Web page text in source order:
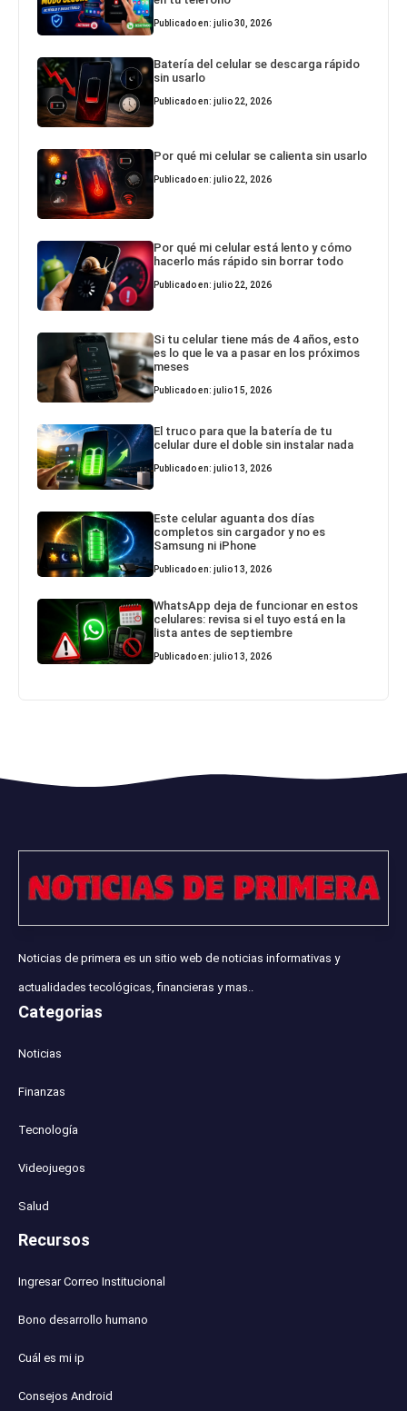
Publicado en: julio 30, 2026
Batería del celular se descarga rápido
sin usarlo
Publicado en: julio 22, 2026
Por qué mi celular se calienta sin usarlo
Publicado en: julio 22, 2026
Por qué mi celular está lento y cómo
hacerlo más rápido sin borrar todo
Publicado en: julio 22, 2026
Si tu celular tiene más de 4 años, esto
es lo que le va a pasar en los próximos
meses
Publicado en: julio 15, 2026
El truco para que la batería de tu
celular dure el doble sin instalar nada
Publicado en: julio 13, 2026
Este celular aguanta dos días
completos sin cargador y no es
Samsung ni iPhone
Publicado en: julio 13, 2026
WhatsApp deja de funcionar en estos
celulares: revisa si el tuyo está en la
lista antes de septiembre
Publicado en: julio 13, 2026
Noticias de primera es un sitio web de noticias informativas y
actualidades tecológicas, financieras y mas..
Categorias
Noticias
Finanzas
Tecnología
Videojuegos
Salud
Recursos
Ingresar Correo Institucional
Bono desarrollo humano
Cuál es mi ip
Consejos Android